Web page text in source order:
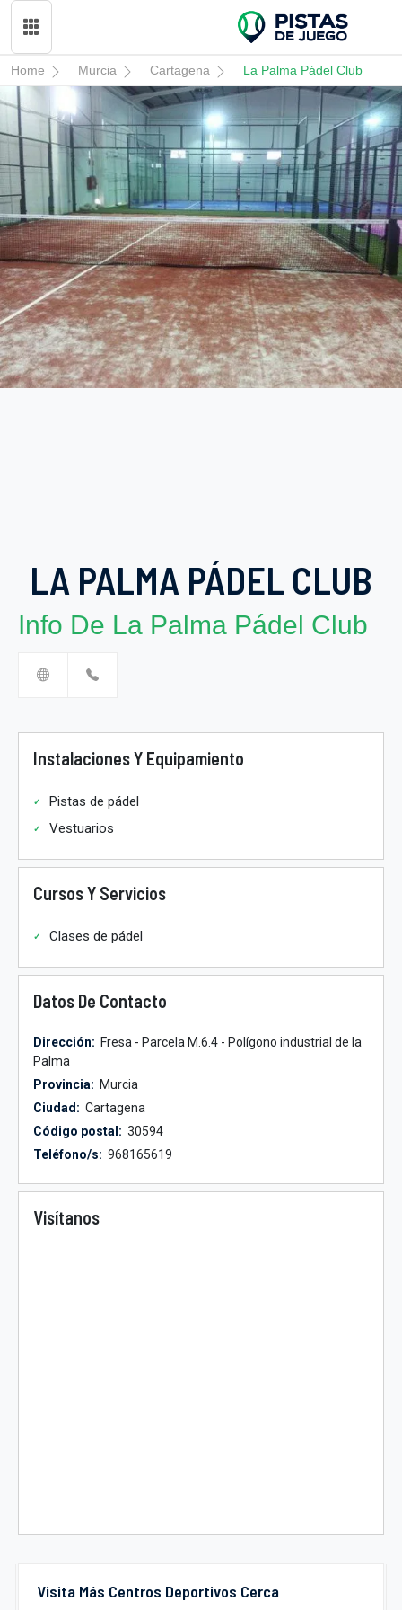
Home Murcia Cartagena La Palma Pádel Club
LA PALMA PÁDEL CLUB
Info De La Palma Pádel Club
Visita Más Centros Deportivos Cerca
Instalaciones Y Equipamiento
Pistas de pádel
Vestuarios
Cursos Y Servicios
Clases de pádel
Datos De Contacto
Dirección: Fresa - Parcela M.6.4 - Polígono industrial de la
Palma
Provincia: Murcia
Ciudad: Cartagena
Código postal: 30594
Teléfono/s: 968165619
Visítanos